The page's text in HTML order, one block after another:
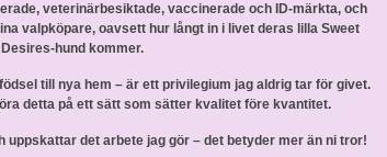
veterinärbesiktade, vaccinerade och ID-märkta, och
valpköpare, oavsett hur långt in i livet deras lilla Sweet
Desires-hund kommer.
till nya hem – är ett privilegium jag aldrig tar för givet.
detta på ett sätt som sätter kvalitet före kvantitet.
uppskattar det arbete jag gör – det betyder mer än ni tror!